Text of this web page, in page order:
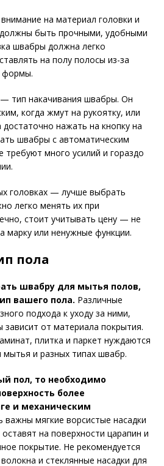
на материал головки и
быть прочными, удобными
швабры должна легко
на полу полосы из-за
формы.
тип накачивания швабры. Он
когда жмут на рукоятку, или
нажать на кнопку на
швабры с автоматическим
много усилий и гораздо
головках — лучше выбрать
легко менять их при
стоит учитывать цену — не
марку или ненужные функции.
пола
швабру для мытья полов,
вашего пола. Различные
подхода к уходу за ними,
от материала покрытия.
плитка и паркет нуждаются
мытья и разных типах швабр.
пол, то необходимо
более
и механическим
важны мягкие ворсистые насадки
на поверхности царапин и
покрытие. Не рекомендуется
и стеклянные насадки для